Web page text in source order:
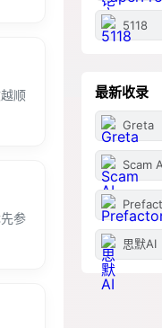
顺
参
5118
最新收录
Greta
Scam
思默AI